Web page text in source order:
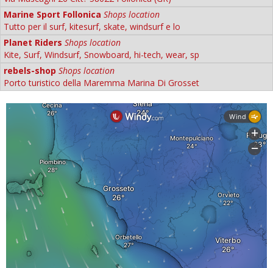
Marine Sport Follonica Shops location
Tutto per il surf, kitesurf, skate, windsurf e lo
Planet Riders Shops location
Kite, Surf, Windsurf, Snowboard, hi-tech, wear, sp
rebels-shop Shops location
Porto turistico della Maremma Marina Di Grosset